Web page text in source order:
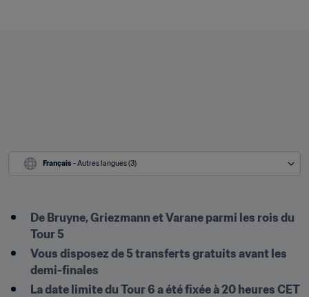
Français - Autres langues (3)
De Bruyne, Griezmann et Varane parmi les rois du
Tour 5
Vous disposez de 5 transferts gratuits avant les
demi-finales
La date limite du Tour 6 a été fixée à 20 heures CET